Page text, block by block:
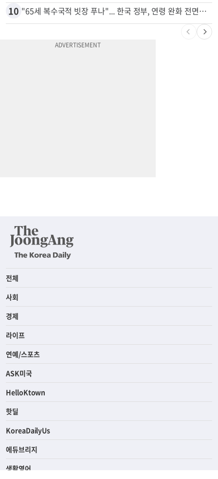
9 변호사시험 중 심정지 온 한인, 뉴욕주 제소
"65세 복수국적 빗장 푸나"... 한국 정부, 연령 완화 전면 추진
전체
사회
경제
라이프
연예/스포츠
ASK미국
HelloKtown
핫딜
KoreaDailyUs
에듀브리지